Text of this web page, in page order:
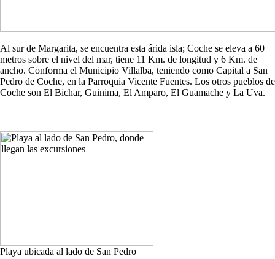
Al sur de Margarita, se encuentra esta árida isla; Coche se eleva a 60
metros sobre el nivel del mar, tiene 11 Km. de longitud y 6 Km. de
ancho. Conforma el Municipio Villalba, teniendo como Capital a San
Pedro de Coche, en la Parroquia Vicente Fuentes. Los otros pueblos de
Coche son El Bichar, Guinima, El Amparo, El Guamache y La Uva.
Playa ubicada al lado de San Pedro